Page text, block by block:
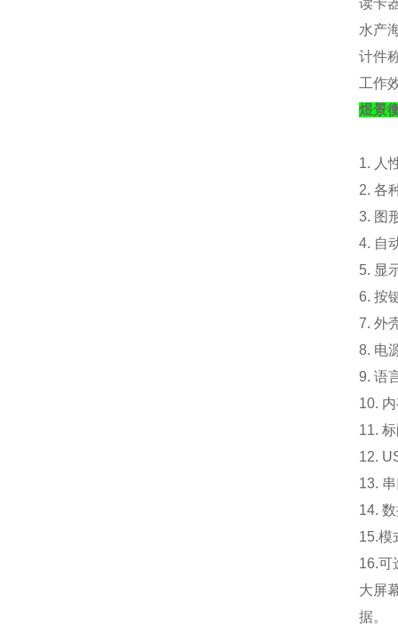
读卡
水产
计件
工作
煜景
1. 人
2. 各
3. 图
4. 自
5. 显
6. 按
7. 外
8. 电
9. 语
10.
11.
12.
13.
14.
15.模
16.可
大屏
据。